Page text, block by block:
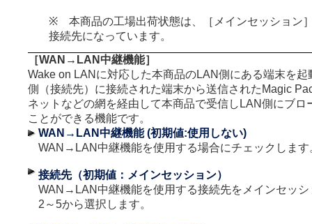
※ 本商品の工場出荷状態は、［メインセッション
接続先になっています。
［WAN→LAN中継機能］
Wake on LANに対応した本商品のLAN側にある端末を起
側（接続先）に接続された端末から送信されたMagic
ネットなどの網を経由して本商品で受信しLAN側にブロ
ことができる機能です。
WAN→LAN中継機能 (初期値:使用しない)
WAN→LAN中継機能を使用する場合にチェックします
接続先（初期値：メインセッション）
WAN→LAN中継機能を使用する接続先をメインセッシ
2～5から選択します。